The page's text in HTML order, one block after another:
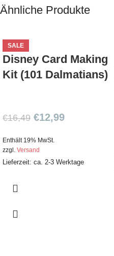
Ähnliche Produkte
SALE
Disney Card Making
Kit (101 Dalmatians)
€16,49 €12,99
Enthält 19% MwSt.
zzgl. Versand
Lieferzeit: ca. 2-3 Werktage